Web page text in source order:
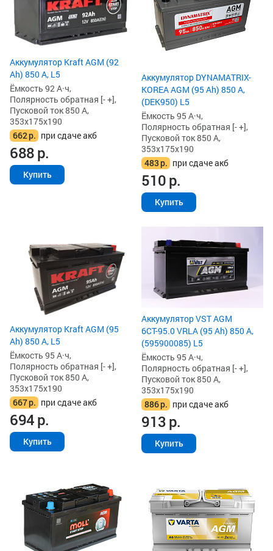
Аккумулятор Kraft AGM (92
Ah) 850 А, L5
Ёмкость 92 А·ч,
Полярность обратная [- +],
Пусковой ток 850 А,
353x175x190
662р. при сдаче акб
688р.
Купить
Аккумулятор DYNAMATRIX-
KOREA AGM (95 Ah) 850 А,
(DEK950) L5
Ёмкость 95 А·ч,
Полярность обратная [- +],
Пусковой ток 850 А,
353x175x190
483р. при сдаче акб
510р.
Купить
Аккумулятор Kraft AGM (95
Ah) 850 А, L5
Ёмкость 95 А·ч,
Полярность обратная [- +],
Пусковой ток 850 А,
353x175x190
667р. при сдаче акб
694р.
Купить
Аккумулятор VST AGM
6СТ-95.0 VRLA (95 Ah) 850 А,
(595900085) L5
Ёмкость 95 А·ч,
Полярность обратная [- +],
Пусковой ток 850 А,
353x175x190
886р. при сдаче акб
913р.
Купить